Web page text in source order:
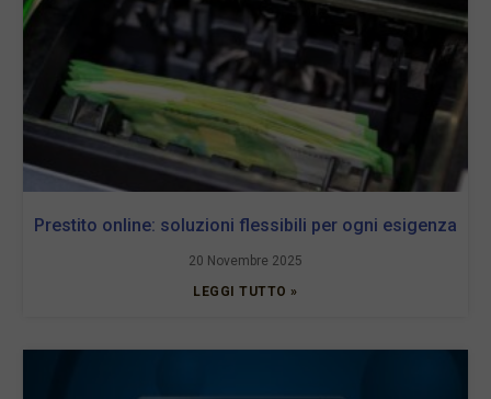
Prestito online: soluzioni flessibili per ogni esigenza
20 Novembre 2025
LEGGI TUTTO »